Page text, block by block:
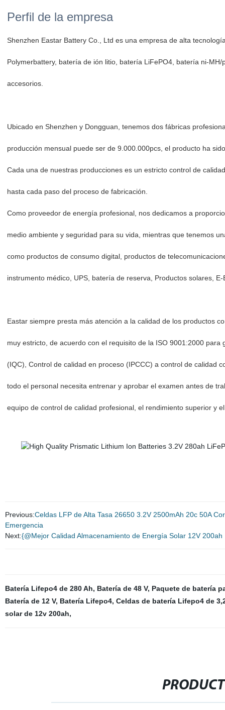
Perfil de la empresa
Shenzhen Eastar Battery Co., Ltd es una empresa de alta
Polymerbattery, batería de ión litio, batería LiFePO4, batería ni-
accesorios.
Ubicado en Shenzhen y Dongguan, tenemos dos fábricas
producción mensual puede ser de 9.000.000pcs, el producto ha
Cada una de nuestras producciones es un estricto control de
hasta cada paso del proceso de fabricación.
Como proveedor de energía profesional, nos dedicamos a
medio ambiente y seguridad para su vida, mientras que tenemos
como productos de consumo digital, productos de
instrumento médico, UPS, batería de reserva, Productos solares,
Eastar siempre presta más atención a la calidad de los productos
muy estricto, de acuerdo con el requisito de la ISO 9001:2000
(IQC), Control de calidad en proceso (IPCCC) a control de calidad
todo el personal necesita entrenar y aprobar el examen antes de
equipo de control de calidad profesional, el rendimiento superior y
Previous:Celdas LFP de Alta Tasa 26650 3.2V 2500mAh 20c 50A
Emergencia
Next:{@Mejor Calidad Almacenamiento de Energía Solar 12V
Batería Lifepo4 de 280 Ah, Batería de 48 V, Paquete de batería
Batería de 12 V, Batería Lifepo4, Celdas de batería Lifepo4 de
solar de 12v 200ah,